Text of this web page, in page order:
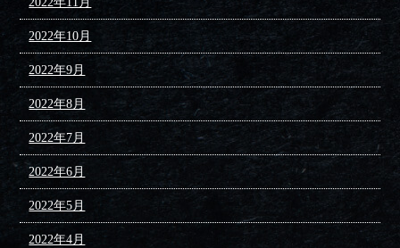
2022年10月
2022年9月
2022年8月
2022年7月
2022年6月
2022年5月
2022年4月